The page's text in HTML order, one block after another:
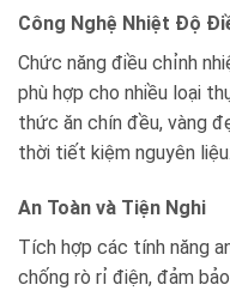
Công Nghệ Nhiệt Độ
Chức năng điều chỉnh
phù hợp cho nhiều loại
thức ăn chín đều, vàng
thời tiết kiệm nguyên liệu.
An Toàn và Tiện Nghi
Tích hợp các tính năng
chống rò rỉ điện, đảm